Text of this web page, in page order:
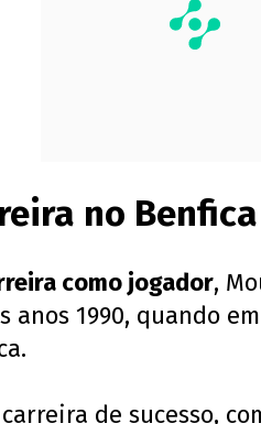
no
como jogador,
anos 1990, quando
de sucesso,